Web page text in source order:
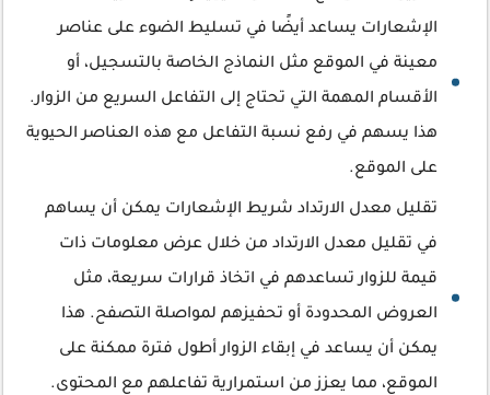
الإشعارات يساعد أيضًا في تسليط الضوء على عناصر
معينة في الموقع مثل النماذج الخاصة بالتسجيل، أو
الأقسام المهمة التي تحتاج إلى التفاعل السريع من الزوار.
هذا يسهم في رفع نسبة التفاعل مع هذه العناصر الحيوية
على الموقع.
تقليل معدل الارتداد شريط الإشعارات يمكن أن يساهم
في تقليل معدل الارتداد من خلال عرض معلومات ذات
قيمة للزوار تساعدهم في اتخاذ قرارات سريعة، مثل
العروض المحدودة أو تحفيزهم لمواصلة التصفح. هذا
يمكن أن يساعد في إبقاء الزوار أطول فترة ممكنة على
الموقع، مما يعزز من استمرارية تفاعلهم مع المحتوى.